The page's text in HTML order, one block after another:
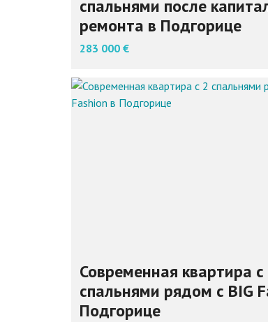
спальнями после
ремонта в Подгорице
283 000 €
Современная квартира с
спальнями рядом с BIG
Подгорице